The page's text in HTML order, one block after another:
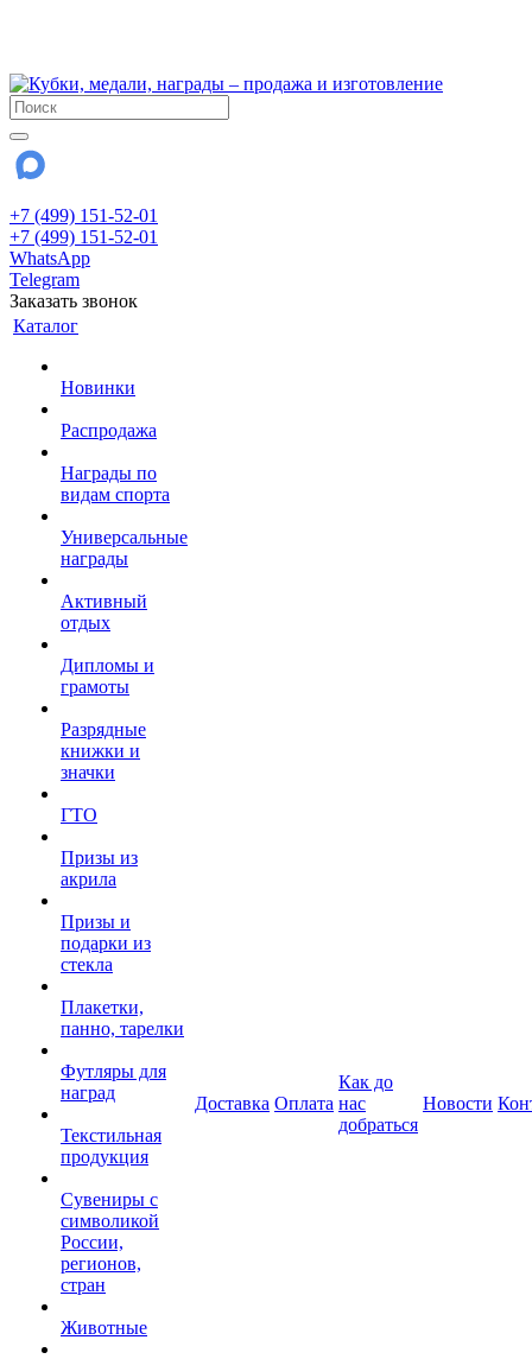
+7 (499) 151-52-01
+7 (499) 151-52-01
WhatsApp
Telegram
Заказать звонок
Каталог
Новинки
Распродажа
Награды по
видам спорта
Универсальные
награды
Активный
отдых
Дипломы и
грамоты
Разрядные
книжки и
значки
ГТО
Призы из
акрила
Призы и
подарки из
стекла
Плакетки,
панно, тарелки
Футляры для
наград
Текстильная
продукция
Сувениры с
символикой
России,
регионов,
стран
Животные
Доставка Оплата
Как до
нас
добраться
Новости